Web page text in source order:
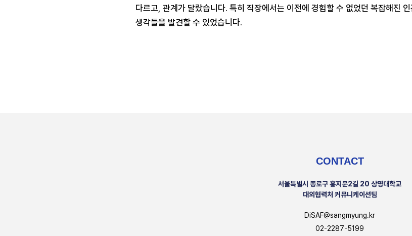
다르고, 관계가 달랐습니다. 특히 직장에서는 이전에 경험할 수 없었던 복잡해진
생각들을 발견할 수 있었습니다.
CONTACT
서울특별시 종로구 홍지문2길 20 상명대학교
대외협력처 커뮤니케이션팀
DiSAF@sangmyung.kr
02-2287-5199